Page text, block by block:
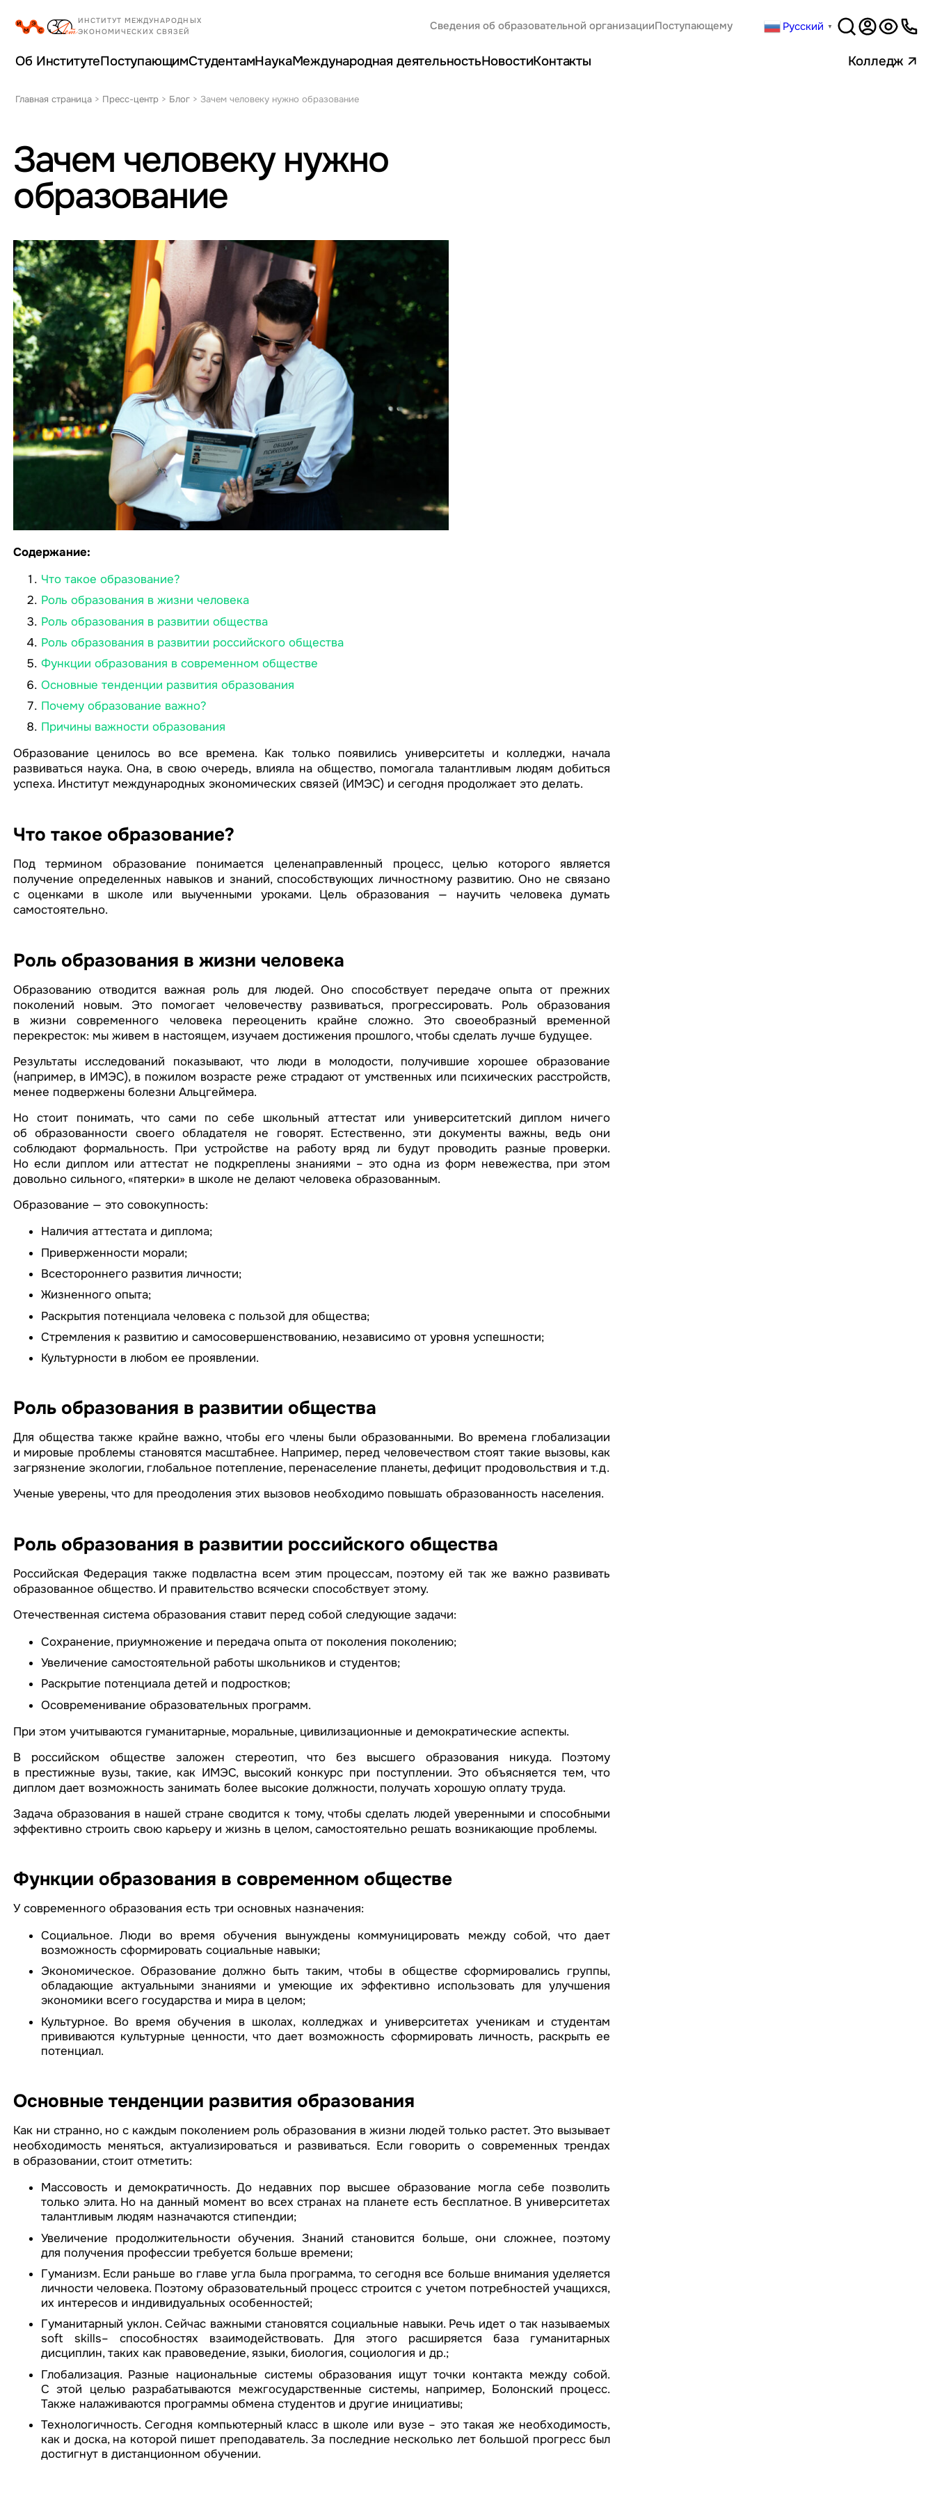
Сведения об образовательной организацииПоступающему Русский ▼
Версия
для
Об ИнститутеПоступающимСтудентамНаукаМеждународная деятельностьНовостиКонтакты Колледж
Главная страница > Пресс-центр > Блог > Зачем человеку нужно образование
Зачем человеку нужно
образование
Содержание:
Что такое образование?
Роль образования в жизни человека
Роль образования в развитии общества
Роль образования в развитии российского общества
Функции образования в современном обществе
Основные тенденции развития образования
Почему образование важно?
Причины важности образования
Образование ценилось во все времена. Как только появились университеты и колледжи, начала
развиваться наука. Она, в свою очередь, влияла на общество, помогала талантливым людям добиться
успеха. Институт международных экономических связей (ИМЭС) и сегодня продолжает это делать.
Что такое образование?
Под термином образование понимается целенаправленный процесс, целью которого является
получение определенных навыков и знаний, способствующих личностному развитию. Оно не связано
с оценками в школе или выученными уроками. Цель образования — научить человека думать
самостоятельно.
Роль образования в жизни человека
Образованию отводится важная роль для людей. Оно способствует передаче опыта от прежних
поколений новым. Это помогает человечеству развиваться, прогрессировать. Роль образования
в жизни современного человека переоценить крайне сложно. Это своеобразный временной
перекресток: мы живем в настоящем, изучаем достижения прошлого, чтобы сделать лучше будущее.
Результаты исследований показывают, что люди в молодости, получившие хорошее образование
(например, в ИМЭС), в пожилом возрасте реже страдают от умственных или психических расстройств,
менее подвержены болезни Альцгеймера.
Но стоит понимать, что сами по себе школьный аттестат или университетский диплом ничего
об образованности своего обладателя не говорят. Естественно, эти документы важны, ведь они
соблюдают формальность. При устройстве на работу вряд ли будут проводить разные проверки.
Но если диплом или аттестат не подкреплены знаниями – это одна из форм невежества, при этом
довольно сильного, «пятерки» в школе не делают человека образованным.
Образование — это совокупность:
Наличия аттестата и диплома;
Приверженности морали;
Всестороннего развития личности;
Жизненного опыта;
Раскрытия потенциала человека с пользой для общества;
Стремления к развитию и самосовершенствованию, независимо от уровня успешности;
Культурности в любом ее проявлении.
Роль образования в развитии общества
Для общества также крайне важно, чтобы его члены были образованными. Во времена глобализации
и мировые проблемы становятся масштабнее. Например, перед человечеством стоят такие вызовы, как
загрязнение экологии, глобальное потепление, перенаселение планеты, дефицит продовольствия и т.д.
Ученые уверены, что для преодоления этих вызовов необходимо повышать образованность населения.
Роль образования в развитии российского общества
Российская Федерация также подвластна всем этим процессам, поэтому ей так же важно развивать
образованное общество. И правительство всячески способствует этому.
Отечественная система образования ставит перед собой следующие задачи:
Сохранение, приумножение и передача опыта от поколения поколению;
Увеличение самостоятельной работы школьников и студентов;
Раскрытие потенциала детей и подростков;
Осовременивание образовательных программ.
При этом учитываются гуманитарные, моральные, цивилизационные и демократические аспекты.
В российском обществе заложен стереотип, что без высшего образования никуда. Поэтому
в престижные вузы, такие, как ИМЭС, высокий конкурс при поступлении. Это объясняется тем, что
диплом дает возможность занимать более высокие должности, получать хорошую оплату труда.
Задача образования в нашей стране сводится к тому, чтобы сделать людей уверенными и способными
эффективно строить свою карьеру и жизнь в целом, самостоятельно решать возникающие проблемы.
Функции образования в современном обществе
У современного образования есть три основных назначения:
Социальное. Люди во время обучения вынуждены коммуницировать между собой, что дает
возможность сформировать социальные навыки;
Экономическое. Образование должно быть таким, чтобы в обществе сформировались группы,
обладающие актуальными знаниями и умеющие их эффективно использовать для улучшения
экономики всего государства и мира в целом;
Культурное. Во время обучения в школах, колледжах и университетах ученикам и студентам
прививаются культурные ценности, что дает возможность сформировать личность, раскрыть ее
потенциал.
Основные тенденции развития образования
Как ни странно, но с каждым поколением роль образования в жизни людей только растет. Это вызывает
необходимость меняться, актуализироваться и развиваться. Если говорить о современных трендах
в образовании, стоит отметить:
Массовость и демократичность. До недавних пор высшее образование могла себе позволить
только элита. Но на данный момент во всех странах на планете есть бесплатное. В университетах
талантливым людям назначаются стипендии;
Увеличение продолжительности обучения. Знаний становится больше, они сложнее, поэтому
для получения профессии требуется больше времени;
Гуманизм. Если раньше во главе угла была программа, то сегодня все больше внимания уделяется
личности человека. Поэтому образовательный процесс строится с учетом потребностей учащихся,
их интересов и индивидуальных особенностей;
Гуманитарный уклон. Сейчас важными становятся социальные навыки. Речь идет о так называемых
soft skills– способностях взаимодействовать. Для этого расширяется база гуманитарных
дисциплин, таких как правоведение, языки, биология, социология и др.;
Глобализация. Разные национальные системы образования ищут точки контакта между собой.
С этой целью разрабатываются межгосударственные системы, например, Болонский процесс.
Также налаживаются программы обмена студентов и другие инициативы;
Технологичность. Сегодня компьютерный класс в школе или вузе – это такая же необходимость,
как и доска, на которой пишет преподаватель. За последние несколько лет большой прогресс был
достигнут в дистанционном обучении.